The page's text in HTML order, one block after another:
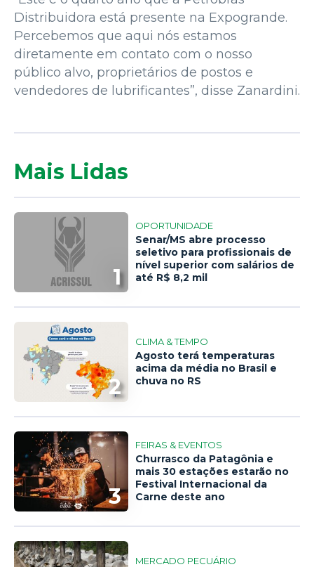
Distribuidora está presente na Expogrande.
Percebemos que aqui nós estamos
diretamente em contato com o nosso
público alvo, proprietários de postos e
vendedores de lubrificantes”, disse Zanardini.
Mais Lidas
1
OPORTUNIDADE
Senar/MS abre processo
seletivo para profissionais de
nível superior com salários de
até R$ 8,2 mil
2
CLIMA & TEMPO
Agosto terá temperaturas
acima da média no Brasil e
chuva no RS
3
FEIRAS & EVENTOS
Churrasco da Patagônia e
mais 30 estações estarão no
Festival Internacional da
Carne deste ano
MERCADO PECUÁRIO